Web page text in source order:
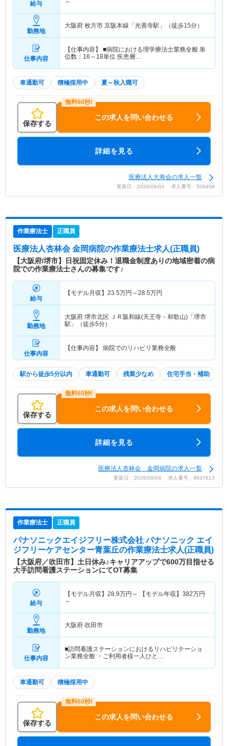
給与 ～
勤務地
大阪府 枚方市 京阪本線「光善寺駅」（徒歩15分）
仕事内容
【仕事内容】 ■病院における理学療法士業務全般 単
位数：16～18単位 疾患層…
車通勤可 積極採用中 夏～秋入職可
保存する
この求人を問い合わせる
詳細を見る
医療法人大寿会の求人一覧
更新日：2026/08/04 求人番号：508409
作業療法士 正職員
医療法人杏林会 金岡病院の作業療法士求人(正職員)
【大阪府/堺市】日祝固定休み！退職金制度ありの地域密着の病
院での作業療法士さんの募集です♪
給与
【モデル月収】 23.5万円～28.5万円
勤務地
大阪府 堺市北区 ＪＲ阪和線(天王寺－和歌山)「堺市
駅」（徒歩5分）
仕事内容
【仕事内容】 病院でのリハビリ業務全般
駅から徒歩5分以内 車通勤可 残業少なめ 住宅手当・補助
保存する
この求人を問い合わせる
詳細を見る
医療法人杏林会 金岡病院の求人一覧
更新日：2026/08/04 求人番号：9837613
作業療法士 正職員
パナソニックエイジフリー株式会社 パナソニック エイ
ジフリーケアセンター青葉丘の作業療法士求人(正職員)
【大阪府／吹田市】土日休み♪キャリアアップで600万目指せる
大手訪問看護ステーションにてOT募集
給与
【モデル月収】 28.9万円～ 【モデル年収】 382万円
～
勤務地
大阪府 吹田市
仕事内容
■訪問看護ステーションにおけるリハビリテーショ
ン業務全般 ・ご利用者様一人ひと…
車通勤可 積極採用中
保存する
この求人を問い合わせる